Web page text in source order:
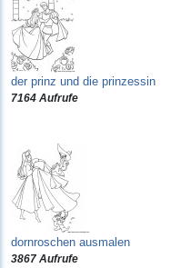
der prinz und die prinzessin
7164 Aufrufe
dornroschen ausmalen
3867 Aufrufe